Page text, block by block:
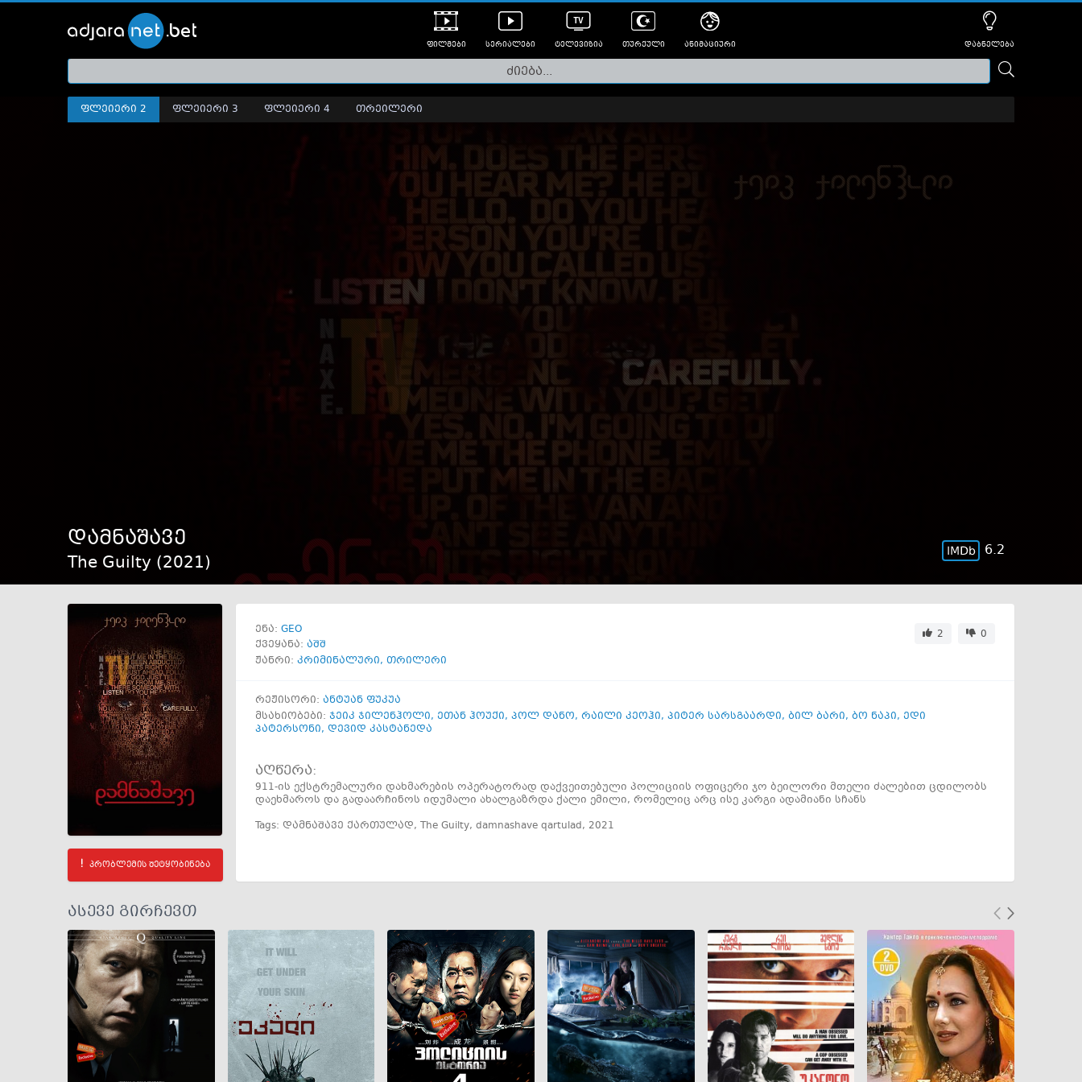
ფილმები
თრეილერები
სერიალები ტელევიზია თურქული ანიმაციური დაბნელება
ფლეიერი 2 ფლეიერი 3 ფლეიერი 4 თრეილერი
დამნაშავე
The Guilty (2021)
6.2
პრობლემის შეტყობინება
ენა: GEO
ქვეყანა: აშშ
2
0
ჟანრი: კრიმინალური, თრილერი
რეჟისორი: ანტუან ფუკუა
მსახიობები: ჯეიკ ჯილენჰოლი, ეთან ჰოუქი, პოლ დანო, რაილი კეოჰი, პიტერ სარსგაარდი, ბილ ბარი, ბო ნაპი, ედი
პატერსონი, დევიდ კასტანედა
აღწერა:
911-ის ექსტრემალური დახმარების ოპერატორად დაქვეითებული პოლიციის ოფიცერი ჯო ბეილორი მთელი ძალებით ცდილობს
დაეხმაროს და გადაარჩინოს იდუმალი ახალგაზრდა ქალი ემილი, რომელიც არც ისე კარგი ადამიანი სჩანს
Tags: დამნაშავე ქართულად, The Guilty, damnashave qartulad, 2021
ასევე გირჩევთ